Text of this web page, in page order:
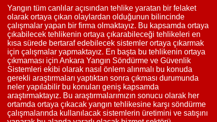
Yangın tüm canlılar açısından tehlike yaratan bir felaket
olarak ortaya çıkan olaylardan olduğunun bilincinde
çalışmalar yapan bir firma olmaktayız. Bu kapsamda ortaya
çıkabilecek tehlikenin ortaya çıkarabileceği tehlikeleri en
kısa sürede bertaraf edebilecek sistemler ortaya çıkarmak
için çalışmalar yapmaktayız. En başta bu tehlikenin ortaya
çıkmaması için Ankara Yangın Söndürme ve Güvenlik
Sistemleri ekibi olarak nasıl önlem alınmalı bu konuda
gerekli araştırmaları yaptıktan sonra çıkması durumunda
neler yapılabilir bu konuları geniş kapsamda
araştırmaktayız. Bu araştırmalarımızın sonucu olarak her
ortamda ortaya çıkacak yangın tehlikesine karşı söndürme
çalışmalarında kullanılacak sistemlerin üretimini ve satışını